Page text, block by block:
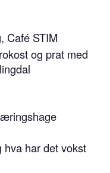
Café STIM
og prat med
har det vokst